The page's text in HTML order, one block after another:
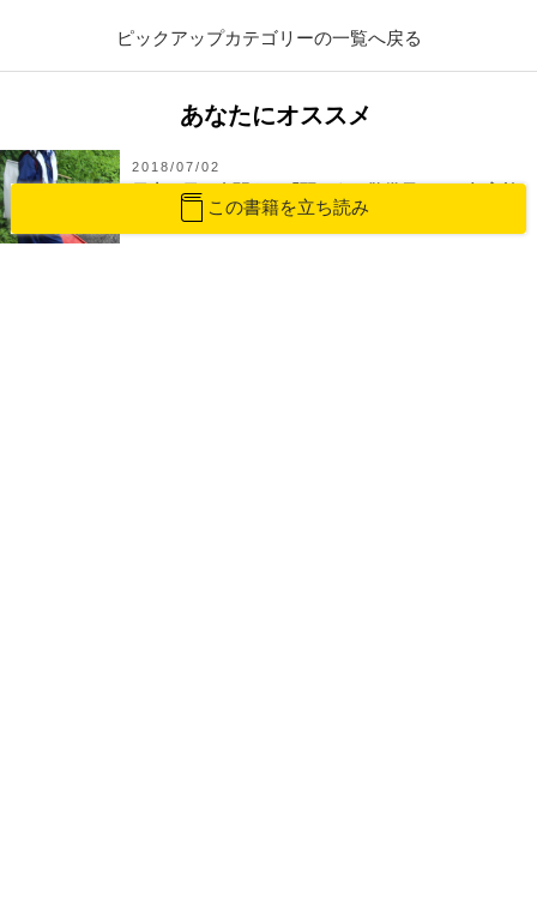
ピックアップカテゴリーの一覧へ戻る
あなたにオススメ
2018/07/02
日本で日々奮闘する「弱そうな警備員」――超高齢
社会と警備ビジネス
この書籍を立ち読み